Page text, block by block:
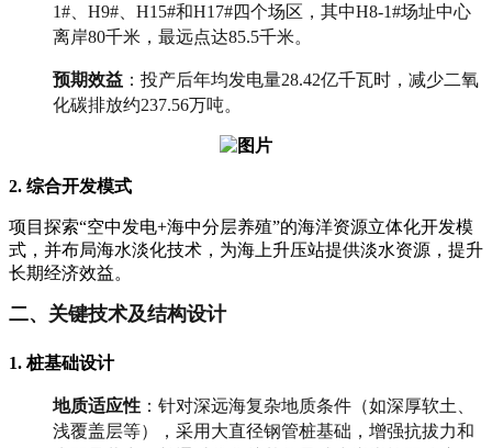
1#、H9#、H15#和H17#四个场区，其中H8-1#场址中心
离岸80千米，最远点达85.5千米。
预期效益 ：投产后年均发电量28.42亿千瓦时，减少二氧
化碳排放约237.56万吨。
2. 综合开发模式
项目探索“空中发电+海中分层养殖”的海洋资源立体化开发模
式，并布局海水淡化技术，为海上升压站提供淡水资源，提升
长期经济效益。
二、关键技术及结构设计
1. 桩基础设计
地质适应性 ：针对深远海复杂地质条件（如深厚软土、
浅覆盖层等），采用大直径钢管桩基础，增强抗拔力和